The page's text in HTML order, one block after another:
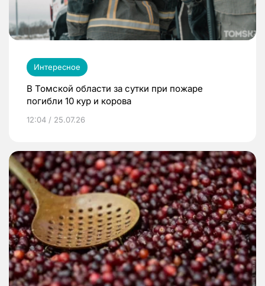
Интересное
В Томской области за сутки при пожаре
погибли 10 кур и корова
12:04 / 25.07.26